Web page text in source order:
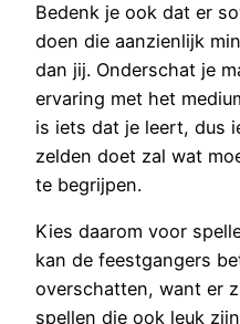
Bedenk je ook dat er
doen die aanzienlijk
dan jij. Onderschat je
ervaring met het
is iets dat je leert, dus
zelden doet zal wat
te begrijpen.
Kies daarom voor
kan de feestgangers
overschatten, want er
spellen die ook leuk